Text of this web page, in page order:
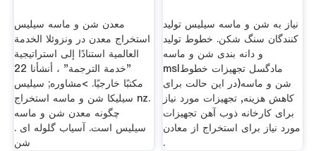
معدن شن و ماسه سیلیس
استخراج معدن در ونزوئلا الخدمة
العالمية استنادًا إلى استراتيجية
"خدمة الترجمة" ، أنشأنا 22
مكتبًا خارجيًا. >مشاوره; سیلیس
سیلیکا شن و ماسه استخراج nz.
چگونه معدن شن و ماسه
سیلیس است. آسیاب گلوله ای .
شن
نیاز به شن و ماسه سیلیس تولید
کنندگان سنگ شکن. خطوط تولید
و دانه بندی شن و ماسه
mslمادگسل تجهیزات خطوط
شن و ماسه(در این حالت برای
کاهش هزینه, تجهیزات مورد نیاز
برای کارخانه ذوب آهن تجهیزات
مورد نیاز برای استخراج از معادن
.